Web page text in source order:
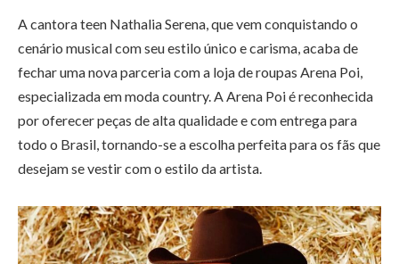
A cantora teen Nathalia Serena, que vem conquistando o
cenário musical com seu estilo único e carisma, acaba de
fechar uma nova parceria com a loja de roupas Arena Poi,
especializada em moda country. A Arena Poi é reconhecida
por oferecer peças de alta qualidade e com entrega para
todo o Brasil, tornando-se a escolha perfeita para os fãs que
desejam se vestir com o estilo da artista.